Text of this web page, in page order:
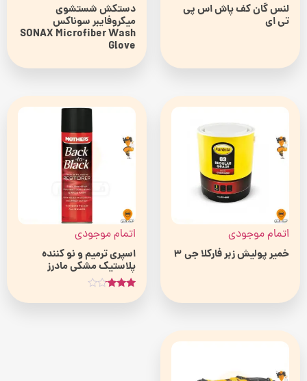
لنس گان کف پاش اس پی
تی ای
دستکش شستشوی
میکروفایبر سوناکس
SONAX Microfiber Wash
Glove
اتمام موجودی
خمیر پولیش زبر فارکلا جی 3
اتمام موجودی
اسپری ترميم و نو کننده
پلاستيک مشکی مادرز
3.00